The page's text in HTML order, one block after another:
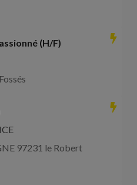
(H/F)
97231 le Robert